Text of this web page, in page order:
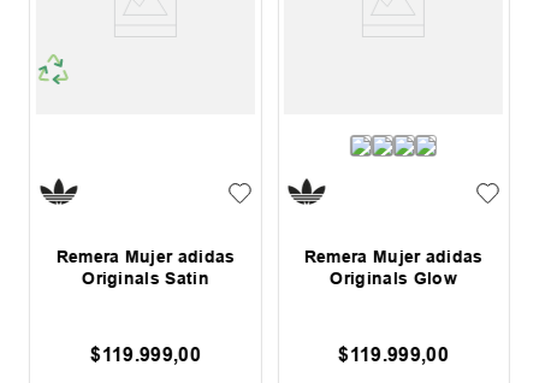
Remera Mujer adidas
Originals Satin
$119.999,00
Remera Mujer adidas
Originals Glow
$119.999,00